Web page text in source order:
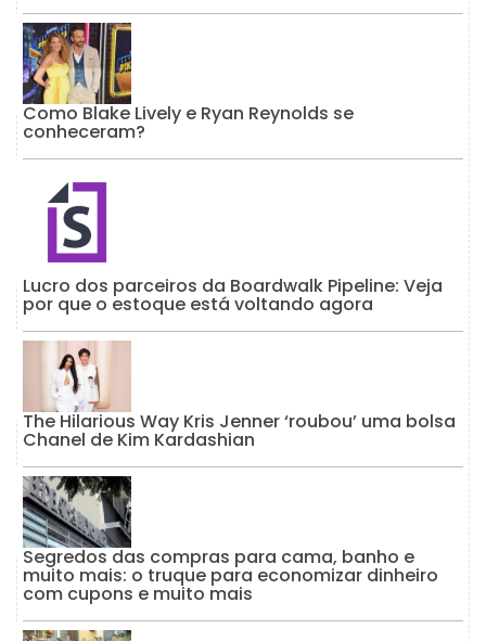
Como Blake Lively e Ryan Reynolds se
conheceram?
Lucro dos parceiros da Boardwalk Pipeline: Veja
por que o estoque está voltando agora
The Hilarious Way Kris Jenner ‘roubou’ uma bolsa
Chanel de Kim Kardashian
Segredos das compras para cama, banho e
muito mais: o truque para economizar dinheiro
com cupons e muito mais